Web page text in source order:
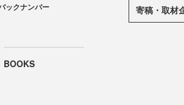
ックナンバー 寄稿・取材
BOOKS